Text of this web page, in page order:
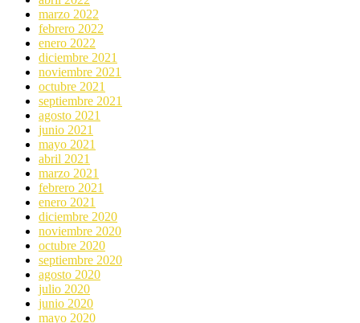
marzo 2022
febrero 2022
enero 2022
diciembre 2021
noviembre 2021
octubre 2021
septiembre 2021
agosto 2021
junio 2021
mayo 2021
abril 2021
marzo 2021
febrero 2021
enero 2021
diciembre 2020
noviembre 2020
octubre 2020
septiembre 2020
agosto 2020
julio 2020
junio 2020
mayo 2020